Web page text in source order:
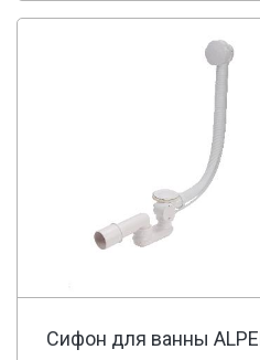
Сифон для ванны